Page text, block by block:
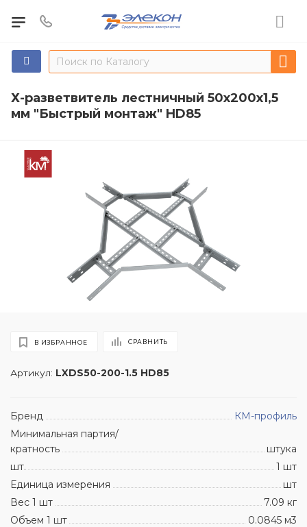
Х-разветвитель лестничный 50х200х1,5
мм "Быстрый монтаж" HD85
Артикул: LXDS50-200-1.5 HD85
В ИЗБРАННОЕ СРАВНИТЬ
Бренд
КМ-профиль
Минимальная партия/
кратность
штука
шт.
1 шт
Единица измерения
шт
Вес 1 шт
7.09 кг
Объем 1 шт
0.0845 м3